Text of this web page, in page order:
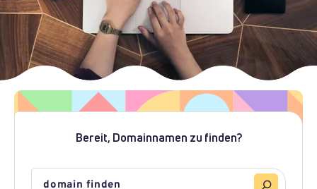
Bereit, Domainnamen zu finden?